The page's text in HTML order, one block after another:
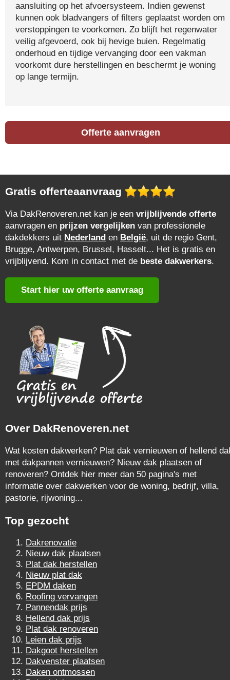
aansluiting op het afvoersysteem. Indien gewenst
kunnen ook bladvangers of filters geplaatst worden om
verstoppingen te voorkomen. Zo blijft het regenwater
veilig afgevoerd, ook bij hevige buien. Regelmatig
onderhoud en tijdige vervanging door een vakman
voorkomt dure herstellingen en beschermt je woning
op lange termijn.
Offerte aanvragen
Gratis offerteaanvraag
Via DakRenoveren.net kan je een vrijblijvende offerte
aanvragen en prijzen vergelijken van professionele
dakdekkers uit Nederland en België, uit de regio Gent,
Brugge, Antwerpen, Brussel, Hasselt... Het is gratis en
vrijblijvend. Kom in contact met de beste dakwerkers.
Start hier uw offerte aanvraag
Over DakRenoveren.net
Wat kosten dakwerken? Plat dak vernieuwen of hellend
met dakpannen vernieuwen? Nieuw dak plaatsen of
renoveren? Ontdek hier meer dan 50 pagina's met
informatie over dakwerken voor de woning, bedrijf, villa,
pastorie, rijwoning...
Top gezocht
Dakrenovatie
Nieuw dak plaatsen
Plat dak herstellen
Nieuw plat dak
EPDM daken
Roofing vervangen
Pannendak prijs
Hellend dak prijs
Plat dak renoveren
Leien dak prijs
Dakgoot herstellen
Dakvenster plaatsen
Daken ontmossen